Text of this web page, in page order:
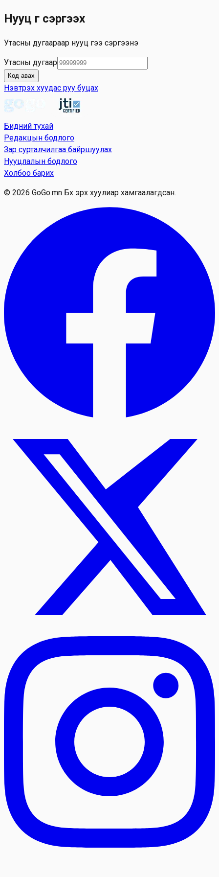
Skip to main content
Нууц үг сэргээх
Утасны дугаараар нууц үгээ сэргээнэ үү
Утасны дугаар
Код авах
Нэвтрэх хуудас руу буцах
Бидний тухай
Редакцын бодлого
Зар сурталчилгаа байршуулах
Нууцлалын бодлого
Холбоо барих
© 2026 GoGo.mn Бүх эрх хуулиар хамгаалагдсан.